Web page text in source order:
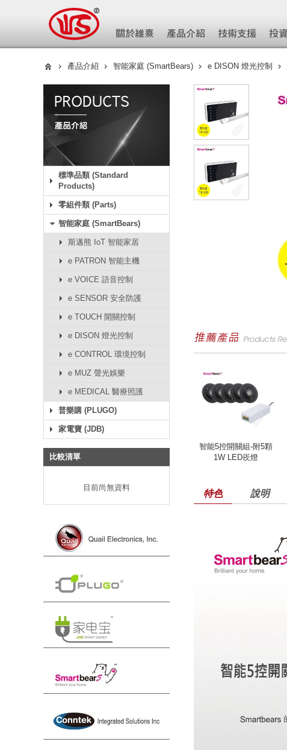
產品介紹 智能家庭 (SmartBears) e DISON 燈光控制
標準品類 (Standard
Products)
零組件類 (Parts)
智能家庭 (SmartBears)
斯邁熊 IoT 智能家居
e PATRON 智能主機
e VOICE 語音控制
e SENSOR 安全防護
e TOUCH 開關控制
e DISON 燈光控制
e CONTROL 環境控制
e MUZ 聲光娛樂
e MEDICAL 醫療照護
普樂購 (PLUGO)
家電寶 (JDB)
比較清單
目前尚無資料
智能5控開關組-附5顆
1W LED崁燈
特色 說明